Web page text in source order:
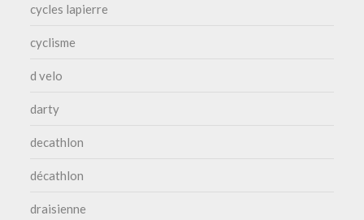
cycles lapierre
cyclisme
d velo
darty
decathlon
décathlon
draisienne